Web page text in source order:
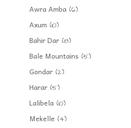
Awra Amba(6)
Axum (10)
Bahir Dar(8)
Bale Mountains (5)
Gondar(2)
Harar(5)
Lalibela(10)
Mekelle (4)